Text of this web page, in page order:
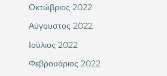
Οκτώβριος 2022
Αύγουστος 2022
Ιούλιος 2022
Φεβρουάριος 2022